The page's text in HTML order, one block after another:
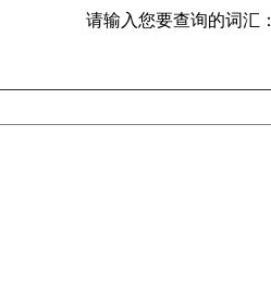
请输入您要查询的词汇：